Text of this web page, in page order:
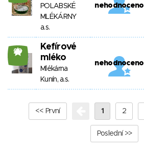
POLABSKÉ
MLÉKÁRNY
a.s.
nehodnoceno
29
Kefírové
mléko
Mlékárna
Kunín, a.s.
nehodnoceno
<< První 1 2
Poslední >>